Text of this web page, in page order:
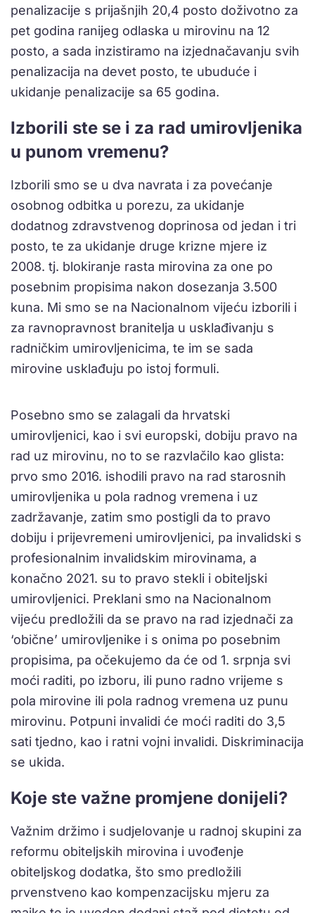
penalizacije s prijašnjih 20,4 posto doživotno za
pet godina ranijeg odlaska u mirovinu na 12
posto, a sada inzistiramo na izjednačavanju svih
penalizacija na devet posto, te ubuduće i
ukidanje penalizacije sa 65 godina.
Izborili ste se i za rad umirovljenika
u punom vremenu?
Izborili smo se u dva navrata i za povećanje
osobnog odbitka u porezu, za ukidanje
dodatnog zdravstvenog doprinosa od jedan i tri
posto, te za ukidanje druge krizne mjere iz
2008. tj. blokiranje rasta mirovina za one po
posebnim propisima nakon dosezanja 3.500
kuna. Mi smo se na Nacionalnom vijeću izborili i
za ravnopravnost branitelja u usklađivanju s
radničkim umirovljenicima, te im se sada
mirovine usklađuju po istoj formuli.
Posebno smo se zalagali da hrvatski
umirovljenici, kao i svi europski, dobiju pravo na
rad uz mirovinu, no to se razvlačilo kao glista:
prvo smo 2016. ishodili pravo na rad starosnih
umirovljenika u pola radnog vremena i uz
zadržavanje, zatim smo postigli da to pravo
dobiju i prijevremeni umirovljenici, pa invalidski s
profesionalnim invalidskim mirovinama, a
konačno 2021. su to pravo stekli i obiteljski
umirovljenici. Preklani smo na Nacionalnom
vijeću predložili da se pravo na rad izjednači za
‘obične’ umirovljenike i s onima po posebnim
propisima, pa očekujemo da će od 1. srpnja svi
moći raditi, po izboru, ili puno radno vrijeme s
pola mirovine ili pola radnog vremena uz punu
mirovinu. Potpuni invalidi će moći raditi do 3,5
sati tjedno, kao i ratni vojni invalidi. Diskriminacija
se ukida.
Koje ste važne promjene donijeli?
Važnim držimo i sudjelovanje u radnoj skupini za
reformu obiteljskih mirovina i uvođenje
obiteljskog dodatka, što smo predložili
prvenstveno kao kompenzacijsku mjeru za